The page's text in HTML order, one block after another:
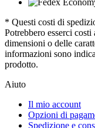
* Questi costi di
Potrebbero esserci
dimensioni o delle
informazioni sono
prodotto.
Aiuto
Il mio account
Opzioni di
Spedizione e